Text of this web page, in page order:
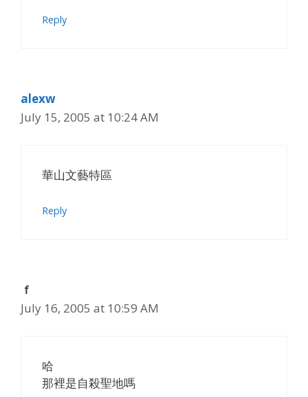
Reply
alexw
July 15, 2005 at 10:24 AM
華山文藝特區
Reply
ｆ
July 16, 2005 at 10:59 AM
哈
那裡是自殺聖地嗎